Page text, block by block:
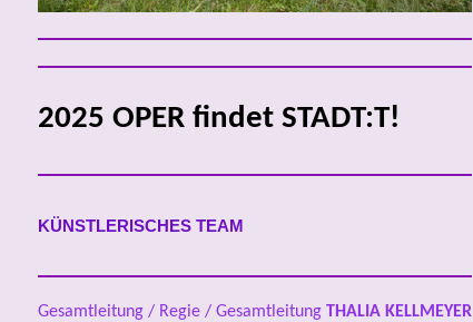
2025 OPER findet STADT:T!
KÜNSTLERISCHES TEAM
Gesamtleitung / Regie / Gesamtleitung THALIA KELLMEYER